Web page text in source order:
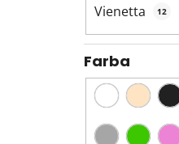
Vienetta 12
Farba